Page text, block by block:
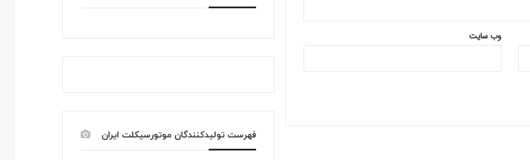
وب‌ سایت
فهرست تولیدکنندگان موتورسیکلت ایران